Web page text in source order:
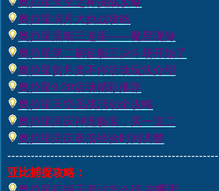
奥拉星满月大挑战攻略
奥拉星黑暗三连星——魔星现身
奥拉星第二届征服王决斗场开始了
奥拉星赏月奖不停活动玩法介绍
奥拉星9.28活动精彩推荐
奥拉星天空圣战活动全攻略
奥拉星国庆神宠服装，买一送二
奥拉星国庆双倍经验时间调整
亚比捕捉攻略：